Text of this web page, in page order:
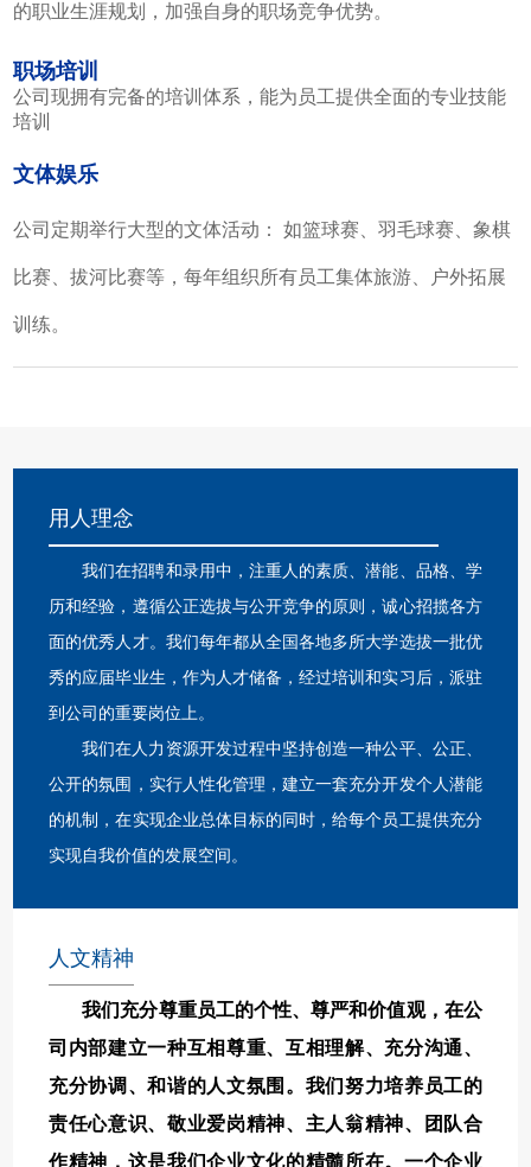
的职业生涯规划，加强自身的职场竞争优势。
职场培训
公司现拥有完备的培训体系，能为员工提供全面的专业技能
培训
文体娱乐
公司定期举行大型的文体活动： 如篮球赛、羽毛球赛、象棋
比赛、拔河比赛等，每年组织所有员工集体旅游、户外拓展
训练。
用人理念
我们在招聘和录用中，注重人的素质、潜能、品格、学
历和经验，遵循公正选拔与公开竞争的原则，诚心招揽各方
面的优秀人才。我们每年都从全国各地多所大学选拔一批优
秀的应届毕业生，作为人才储备，经过培训和实习后，派驻
到公司的重要岗位上。
我们在人力资源开发过程中坚持创造一种公平、公正、
公开的氛围，实行人性化管理，建立一套充分开发个人潜能
的机制，在实现企业总体目标的同时，给每个员工提供充分
实现自我价值的发展空间。
人文精神
我们充分尊重员工的个性、尊严和价值观，在公
司内部建立一种互相尊重、互相理解、充分沟通、
充分协调、和谐的人文氛围。我们努力培养员工的
责任心意识、敬业爱岗精神、主人翁精神、团队合
作精神，这是我们企业文化的精髓所在。一个企业